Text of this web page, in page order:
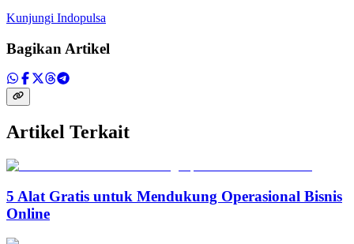
Kunjungi Indopulsa
Bagikan Artikel
Artikel Terkait
5 Alat Gratis untuk Mendukung Operasional Bisnis
Online